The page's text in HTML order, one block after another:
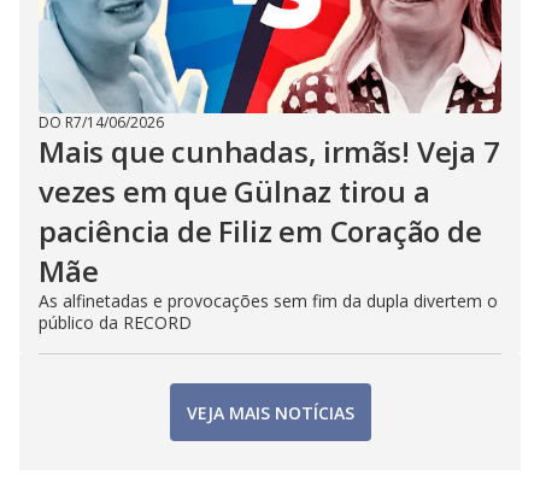
DO R7/14/06/2026
Mais que cunhadas, irmãs! Veja 7
vezes em que Gülnaz tirou a
paciência de Filiz em Coração de
Mãe
As alfinetadas e provocações sem fim da dupla divertem o
público da RECORD
VEJA MAIS NOTÍCIAS